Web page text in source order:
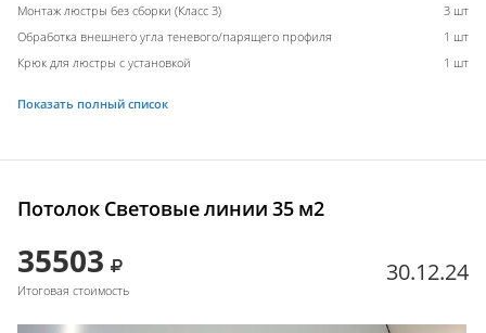
Монтаж люстры без сборки (Класс 3)
3 шт
Обработка внешнего угла теневого/парящего профиля
1 шт
Крюк для люстры с установкой
1 шт
Показать полный список
Потолок Световые линии 35 м2
35503
Итоговая стоимость
30.12.24